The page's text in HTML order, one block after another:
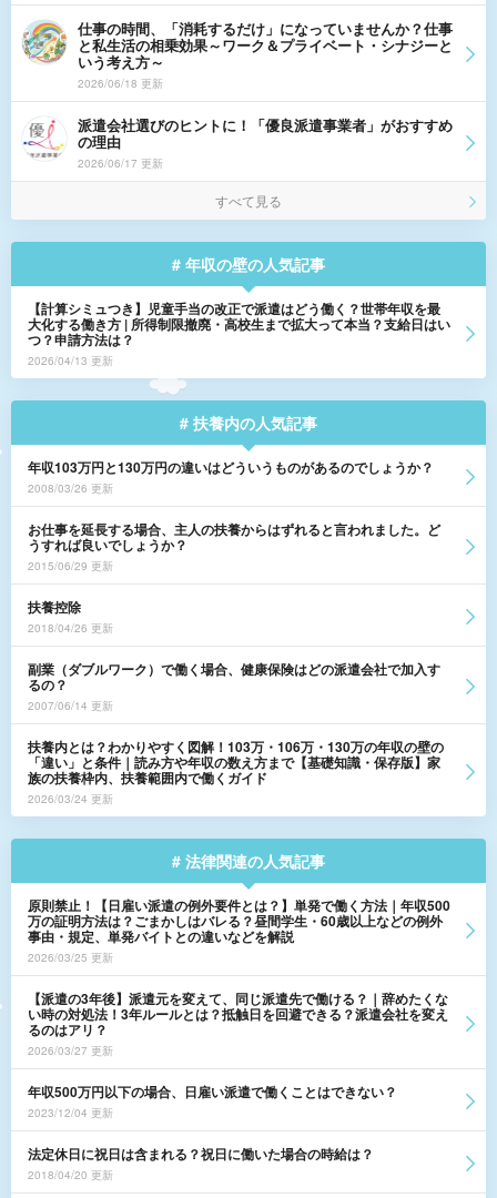
仕事の時間、「消耗するだけ」になっていませんか？仕事
と私生活の相乗効果～ワーク＆プライベート・シナジーと
いう考え方～
2026/06/18 更新
派遣会社選びのヒントに！「優良派遣事業者」がおすすめ
の理由
2026/06/17 更新
すべて見る
# 年収の壁の人気記事
【計算シミュつき】児童手当の改正で派遣はどう働く？世帯年収を最
大化する働き方 | 所得制限撤廃・高校生まで拡大って本当？支給日はい
つ？申請方法は？
2026/04/13 更新
# 扶養内の人気記事
年収103万円と130万円の違いはどういうものがあるのでしょうか？
2008/03/26 更新
お仕事を延長する場合、主人の扶養からはずれると言われました。ど
うすれば良いでしょうか？
2015/06/29 更新
扶養控除
2018/04/26 更新
副業（ダブルワーク）で働く場合、健康保険はどの派遣会社で加入す
るの？
2007/06/14 更新
扶養内とは？わかりやすく図解！103万・106万・130万の年収の壁の
「違い」と条件｜読み方や年収の数え方まで【基礎知識・保存版】家
族の扶養枠内、扶養範囲内で働くガイド
2026/03/24 更新
# 法律関連の人気記事
原則禁止！【日雇い派遣の例外要件とは？】単発で働く方法｜年収500
万の証明方法は？ごまかしはバレる？昼間学生・60歳以上などの例外
事由・規定、単発バイトとの違いなどを解説
2026/03/25 更新
【派遣の3年後】派遣元を変えて、同じ派遣先で働ける？｜辞めたくな
い時の対処法！3年ルールとは？抵触日を回避できる？派遣会社を変え
るのはアリ？
2026/03/27 更新
年収500万円以下の場合、日雇い派遣で働くことはできない？
2023/12/04 更新
法定休日に祝日は含まれる？祝日に働いた場合の時給は？
2018/04/20 更新